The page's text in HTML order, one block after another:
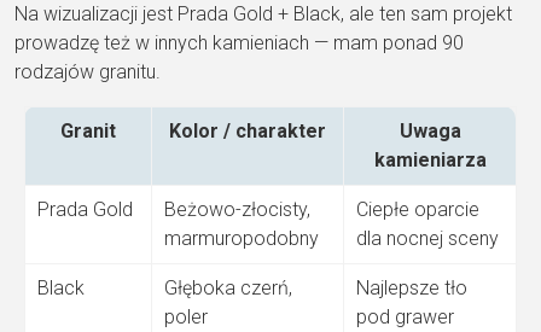
Na wizualizacji jest Prada Gold + Black, ale ten sam projekt
prowadzę też w innych kamieniach — mam ponad 90
rodzajów granitu.
Granit Kolor / charakter
Uwaga
kamieniarza
Prada Gold
Beżowo-złocisty,
marmuropodobny
Ciepłe oparcie
dla nocnej sceny
Black
Głęboka czerń,
poler
Najlepsze tło
pod grawer